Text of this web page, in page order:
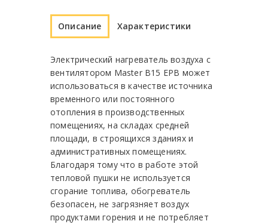
Описание Характеристики
Электрический нагреватель воздуха с
вентилятором Master B15 EPB может
использоваться в качестве источника
временного или постоянного
отопления в производственных
помещениях, на складах средней
площади, в строящихся зданиях и
административных помещениях.
Благодаря тому что в работе этой
тепловой пушки не используется
сгорание топлива, обогреватель
безопасен, не загрязняет воздух
продуктами горения и не потребляет